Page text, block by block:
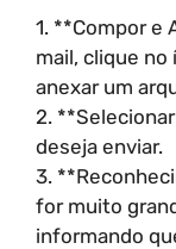
1. **Compor e
mail, clique no
anexar um
2.
deseja enviar.
3.
for muito
informando